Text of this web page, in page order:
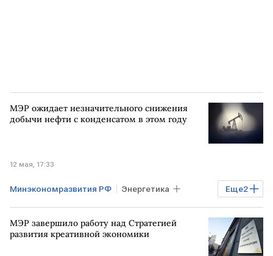
МЭР ожидает незначительного снижения
добычи нефти с конденсатом в этом году
12 мая, 17:33
Еще2
Минэкономразвития РФ Энергетика
Нефть РФ
МЭР завершило работу над Стратегией
развития креативной экономики